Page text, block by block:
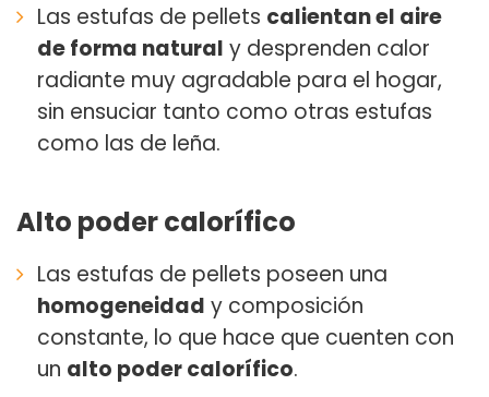
Las estufas de pellets calientan el aire
de forma natural y desprenden calor
radiante muy agradable para el hogar,
sin ensuciar tanto como otras estufas
como las de leña.
Alto poder calorífico
Las estufas de pellets poseen una
homogeneidad y composición
constante, lo que hace que cuenten con
un alto poder calorífico.